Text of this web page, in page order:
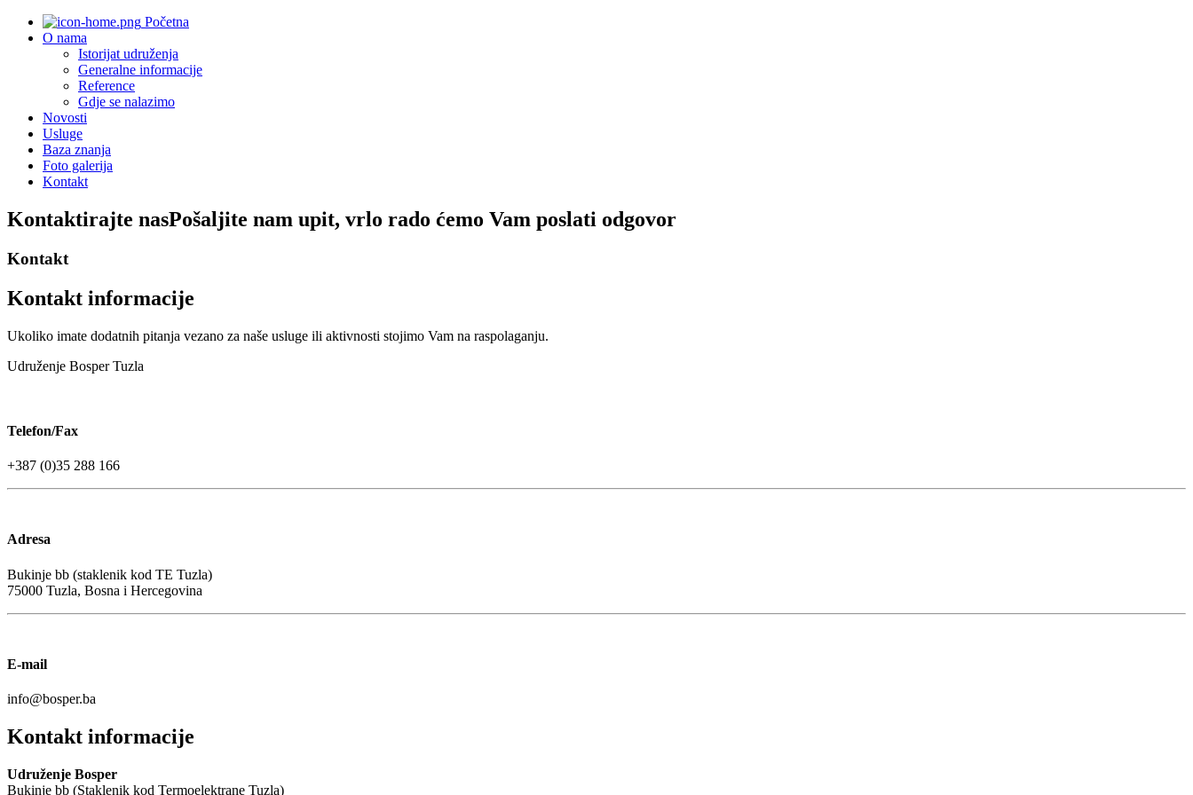
Početna
O nama
Istorijat udruženja
Generalne informacije
Reference
Gdje se nalazimo
Novosti
Usluge
Baza znanja
Foto galerija
Kontakt
Kontaktirajte nasPošaljite nam upit, vrlo rado ćemo Vam poslati odgovor
Kontakt
Kontakt informacije
Ukoliko imate dodatnih pitanja vezano za naše usluge ili aktivnosti stojimo Vam na raspolaganju.
Udruženje Bosper Tuzla
Telefon/Fax
+387 (0)35 288 166
Adresa
Bukinje bb (staklenik kod TE Tuzla)
75000 Tuzla, Bosna i Hercegovina
E-mail
info@bosper.ba
Kontakt informacije
Udruženje Bosper
Bukinje bb (Staklenik kod Termoelektrane Tuzla)